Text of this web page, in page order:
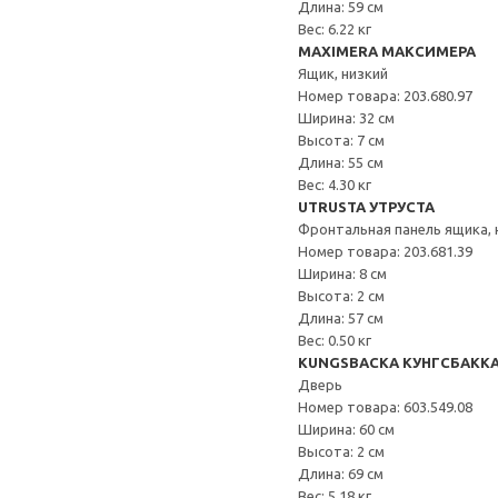
Длина: 59 см
Вес: 6.22 кг
MAXIMERA МАКСИМЕРА
Ящик, низкий
Номер товара: 203.680.97
Ширина: 32 см
Высота: 7 см
Длина: 55 см
Вес: 4.30 кг
UTRUSTA УТРУСТА
Фронтальная панель ящика,
Номер товара: 203.681.39
Ширина: 8 см
Высота: 2 см
Длина: 57 см
Вес: 0.50 кг
KUNGSBACKA
Дверь
Номер товара: 603.549.08
Ширина: 60 см
Высота: 2 см
Длина: 69 см